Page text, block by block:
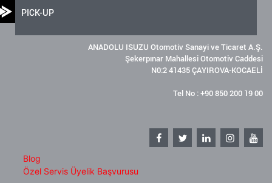
PICK-UP
ANADOLU ISUZU Otomotiv Sanayi ve Ticaret A.Ş.
Şekerpınar Mahallesi Otomotiv Caddesi
N0:2 41435 ÇAYIROVA-KOCAELİ
Tel No : +90 850 200 19 00
Blog
Özel Servis Üyelik Başvurusu